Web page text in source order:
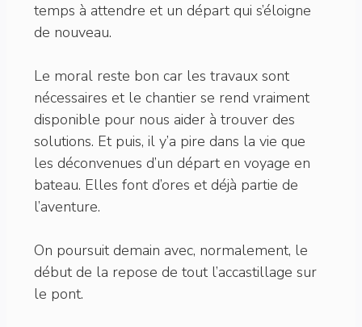
temps à attendre et un départ qui s’éloigne
de nouveau.
Le moral reste bon car les travaux sont
nécessaires et le chantier se rend vraiment
disponible pour nous aider à trouver des
solutions. Et puis, il y’a pire dans la vie que
les déconvenues d’un départ en voyage en
bateau. Elles font d’ores et déjà partie de
l’aventure.
On poursuit demain avec, normalement, le
début de la repose de tout l’accastillage sur
le pont.